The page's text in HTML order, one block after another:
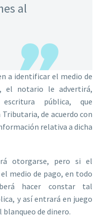
al
a identificar el medio de
el notario le advertirá,
pública, que
de acuerdo con
relativa a dicha
otorgarse, pero si el
medio de pago, en todo
hacer constar tal
y así entrará en juego
de dinero.